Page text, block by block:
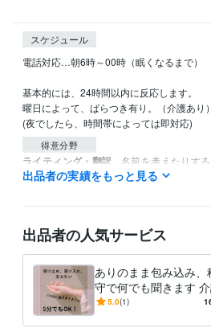
スケジュール
電話対応…朝6時～00時（眠くなるまで）
基本的には、24時間以内に反応します。
曜日によって、ばらつき有り。（介護あり）
(夜でしたら、時間帯によっては即対応)
得意分野
ライティング・翻訳 名前を考えたりする
経営 お仕事 名前
出品者の実績をもっと見る
出品者の人気サービス
ありのまま包み込み、
守で何でも聞きます
障害、病気、ペットロ
5.0(1)